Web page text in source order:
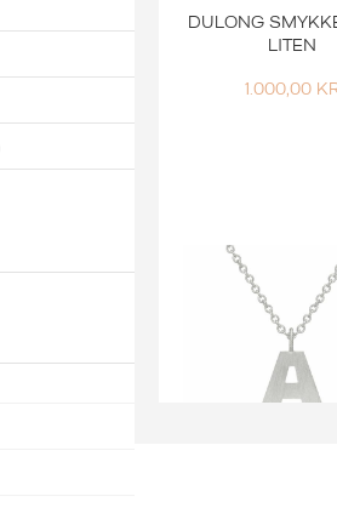
DULONG
LITEN
1.000,00